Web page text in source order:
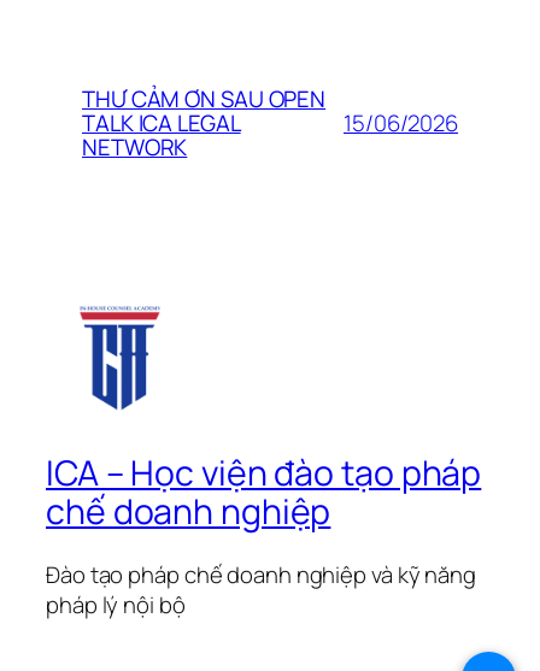
THƯ CẢM ƠN SAU OPEN
TALK ICA LEGAL
NETWORK
15/06/2026
ICA – Học viện đào tạo pháp
chế doanh nghiệp
Đào tạo pháp chế doanh nghiệp và kỹ năng
pháp lý nội bộ